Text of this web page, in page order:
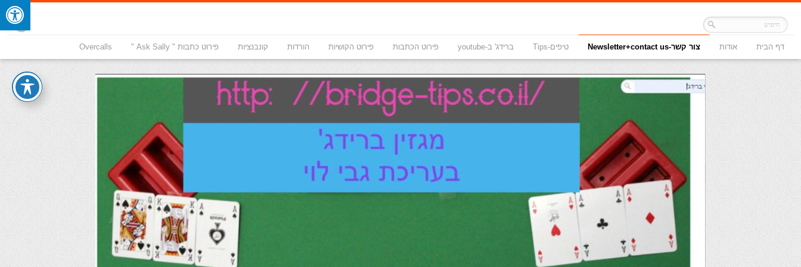
דף הבית אודות צור קשר-Newsletter+contact us טיפים-Tips ברידג' ב-youtube פירוט הכתבות פירוט הקושיות הורדות קונבנציות פירוט כתבות " Ask Sally " Overcalls